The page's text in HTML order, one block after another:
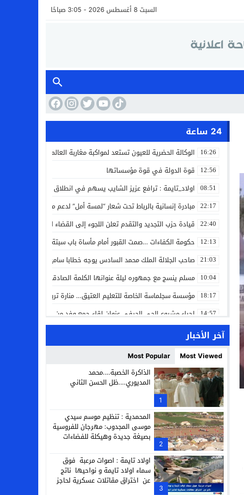
السبت 8 أغسطس 2026 - 3:05 صباحًا
24 ساعة
16:26 الوكالة الحضرية للعيون تستعد لمواكبة مغاربة العالم خلال مقامهم
12:56 قوة الدولة في قوة مؤسساتها
08:51 اولاد_تايمة : ترافع عزيز الشايب يسهم في انطلاق مشروع مائي
22:17 مبادرة إنسانية بالرباط تحت شعار “لمسة أمل” لدعم مرضى السرطان
22:40 قيادة حزب التجديد والتقدم تعلن اللجوء إلى القضاء لمواجهة ما
12:13 حكومة الكفاءات …صمت القبور أمام مأساة باب سبتة
21:03 صاحب الجلالة الملك محمد السادس يوجه خطابا ساميا إلى الأمة
10:04 مسلم ينسج مع جمهوره ليلة عنوانها الكلمة الصادقة في مهرجان
18:17 مؤسسة سجلماسة الخاصة للتعليم العتيق… منارة تربوية تجمع بين
14:57 إحياء مشروع الحي الحرفي عنوان لقاء جمع وفد من جمعية التضامن
14:24 بن كيران يهاجم “البام”: “حزب الفساد وقياداته انتهى ببعضها في
كمال محرر يقود استئنافية تارودانت: مسار قضائي راسخ ورؤية
11:05 حبشان وكيلاً عاماً بتارودانت: ترقية جديدة في الحركة القضائية
21:28 حزب الديمقراطيين الجدد يؤسس منظمتي شباب ونساء الصحراء بالعيون
13:37 عطش أولاد تايمة وسياسة “الحبة والقبة”: هل أصبح الماء إنجازاً بطولياً؟
آخر الأخبار
Most Viewed
Most Popular
1
الذاكرة الخصبة….محمد
المديوري….ظل الحسن الثاني
2
المحمدية : تنظيم موسم سيدي
موسى المجدوب: مهرجان للفروسية
بصيغة جديدة وهيكلة للفضاءات
3
اولاد تايمة : اصوات مرعبة فوق
سماء اولاد تايمة و نواحيها ناتج
عن اختراق مقاتلات عسكرية لحاجز